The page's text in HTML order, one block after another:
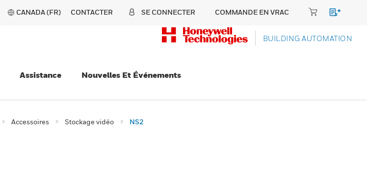
CANADA (FR) CONTACTER SE CONNECTER COMMANDE EN VRAC
BUILDING AUTOMATION
Assistance Nouvelles Et Événements
Accessoires Stockage vidéo NS2